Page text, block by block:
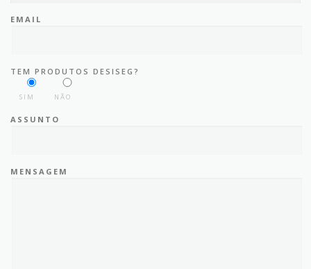
EMAIL
TEM PRODUTOS DESISEG?
SIM NÃO
ASSUNTO
MENSAGEM